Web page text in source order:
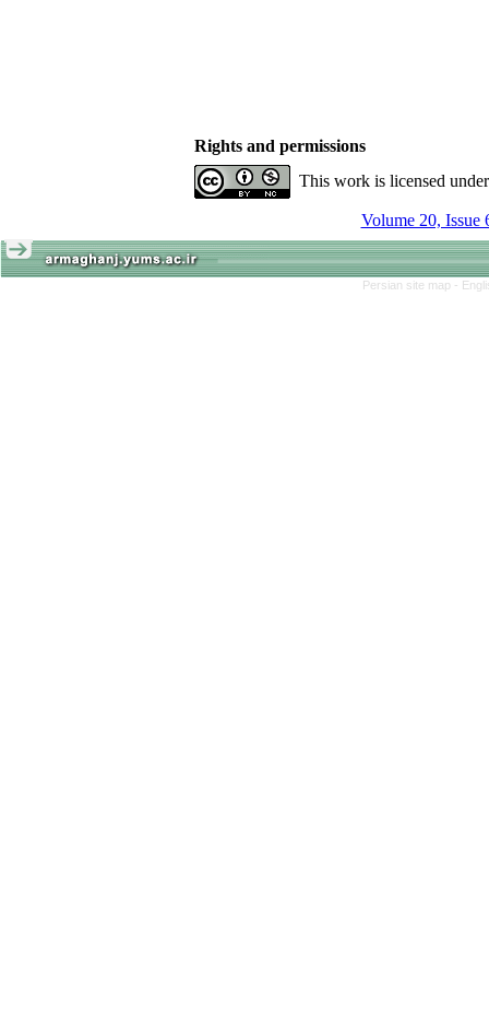
Rights and permissions
This work is licensed
Volume 20, Issue
Persian site map -